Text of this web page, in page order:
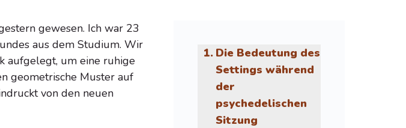
gewesen. Ich war 23
aus dem Studium. Wir
aufgelegt, um eine ruhige
geometrische Muster auf
von den neuen
Die Bedeutung des
Settings während
der
psychedelischen
Sitzung